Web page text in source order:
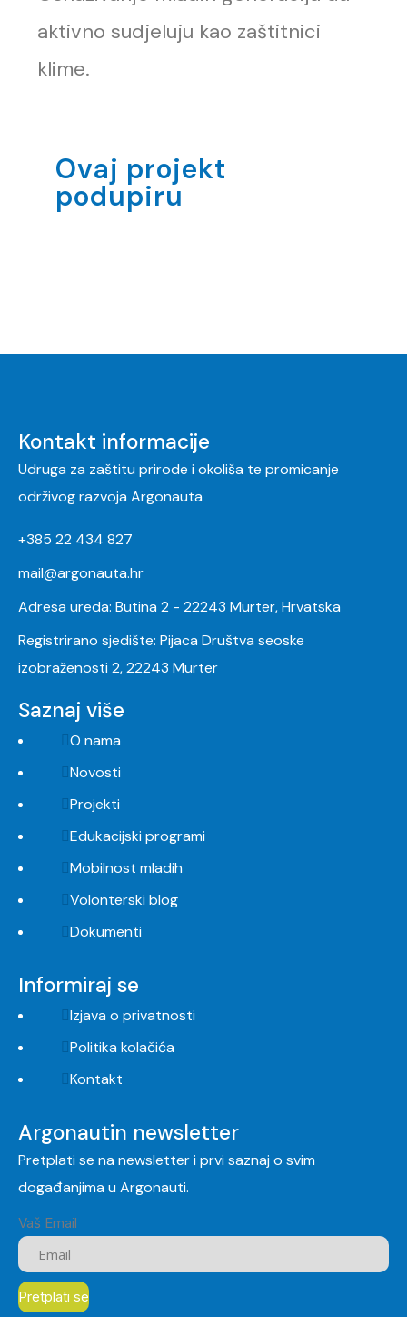
aktivno sudjeluju kao zaštitnici
klime.
Ovaj projekt
podupiru
Kontakt informacije
Udruga za zaštitu prirode i okoliša te promicanje
održivog razvoja Argonauta
+385 22 434 827
mail@argonauta.hr
Adresa ureda: Butina 2 - 22243 Murter, Hrvatska
Registrirano sjedište: Pijaca Društva seoske
izobraženosti 2, 22243 Murter
Saznaj više
O nama
Novosti
Projekti
Edukacijski programi
Mobilnost mladih
Volonterski blog
Dokumenti
Informiraj se
Izjava o privatnosti
Politika kolačića
Kontakt
Argonautin newsletter
Pretplati se na newsletter i prvi saznaj o svim
događanjima u Argonauti.
Vaš Email